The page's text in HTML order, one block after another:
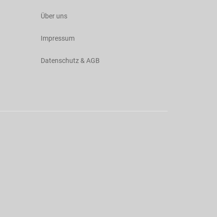
Über uns
Impressum
Datenschutz & AGB